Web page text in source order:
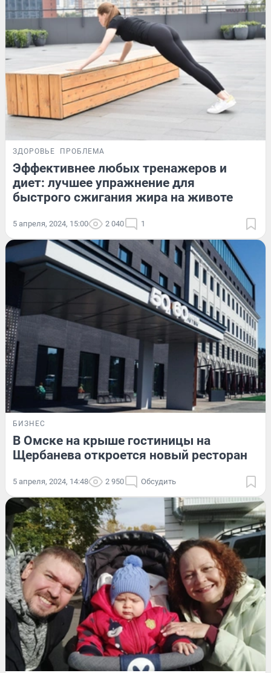
ЗДОРОВЬЕ ПРОБЛЕМА
Эффективнее любых тренажеров и
диет: лучшее упражнение для
быстрого сжигания жира на животе
5 апреля, 2024, 15:00 2 040 1
БИЗНЕС
В Омске на крыше гостиницы на
Щербанева откроется новый ресторан
5 апреля, 2024, 14:48 2 950 Обсудить